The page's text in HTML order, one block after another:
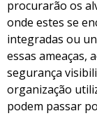
procurarão os
onde estes se
integradas ou
essas ameaças,
segurança
organização
podem passar